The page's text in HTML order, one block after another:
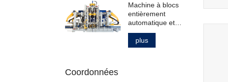
Machine à blocs
entièrement
automatique et
intelligente pour la
fabrication de
produits en béton
plus
Coordonnées